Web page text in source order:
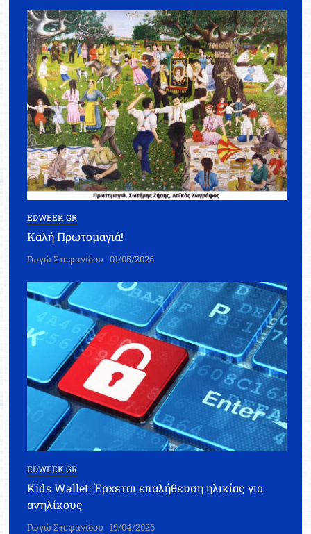
EDWEEK.GR
Καλή Πρωτομαγιά!
Γωγώ Στεφανίδου 01/05/2026
EDWEEK.GR
Kids Wallet: Έρχεται επαλήθευση ηλικίας για
ανηλίκους
Γωγώ Στεφανίδου 19/04/2026